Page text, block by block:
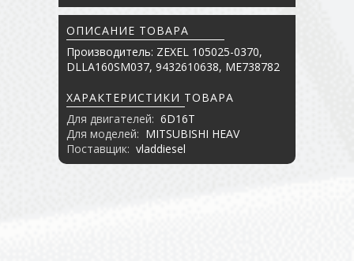
ОПИСАНИЕ ТОВАРА
Производитель: ZEXEL 105025-0370,
DLLA160SM037, 9432610638, ME738782
ХАРАКТЕРИСТИКИ ТОВАРА
Для двигателей: 6D16T
Для моделей: MITSUBISHI HEAV
Поставщик: vladdiesel